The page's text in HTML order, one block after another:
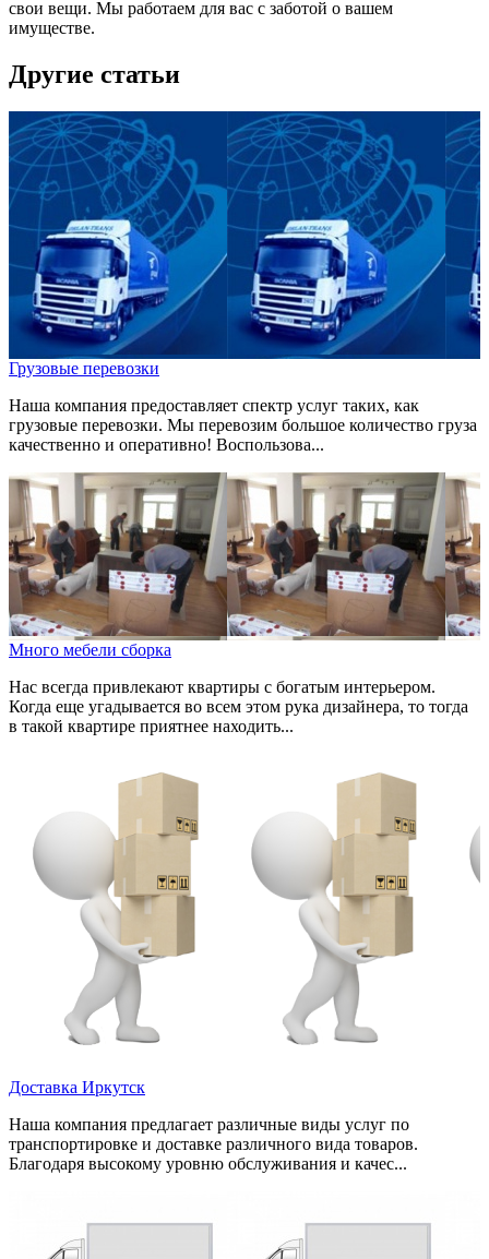
свои вещи. Мы работаем для вас с заботой о вашем
имуществе.
Другие статьи
Грузовые перевозки
Наша компания предоставляет спектр услуг таких, как
грузовые перевозки. Мы перевозим большое количество груза
качественно и оперативно! Воспользова...
Много мебели сборка
Нас всегда привлекают квартиры с богатым интерьером.
Когда еще угадывается во всем этом рука дизайнера, то тогда
в такой квартире приятнее находить...
Доставка Иркутск
Наша компания предлагает различные виды услуг по
транспортировке и доставке различного вида товаров.
Благодаря высокому уровню обслуживания и качес...